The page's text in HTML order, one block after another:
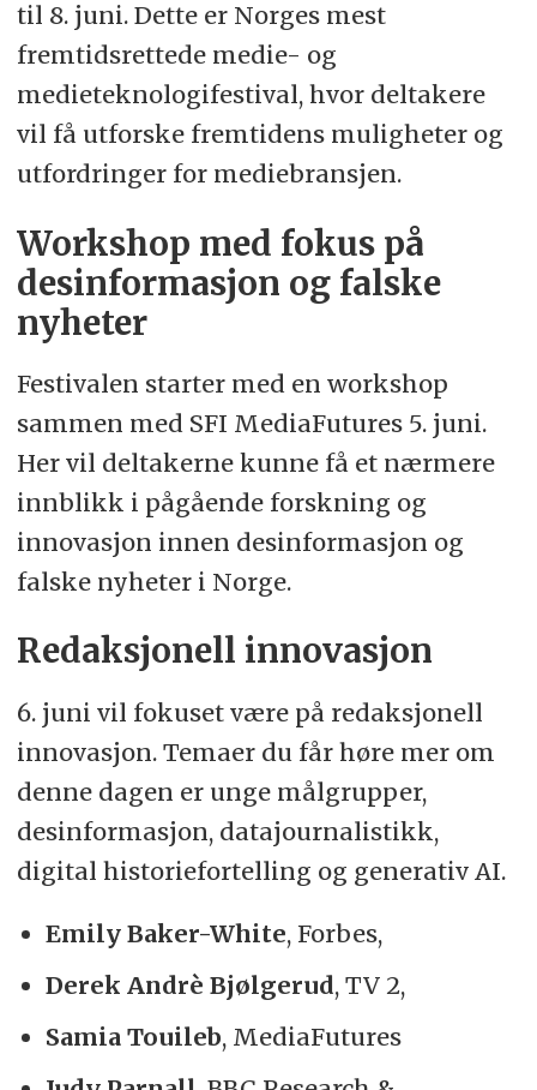
til 8. juni. Dette er Norges mest
fremtidsrettede medie- og
medieteknologifestival, hvor deltakere
vil få utforske fremtidens muligheter og
utfordringer for mediebransjen.
Workshop med fokus på
desinformasjon og falske
nyheter
Festivalen starter med en workshop
sammen med SFI MediaFutures 5. juni.
Her vil deltakerne kunne få et nærmere
innblikk i pågående forskning og
innovasjon innen desinformasjon og
falske nyheter i Norge.
Redaksjonell innovasjon
6. juni vil fokuset være på redaksjonell
innovasjon. Temaer du får høre mer om
denne dagen er unge målgrupper,
desinformasjon, datajournalistikk,
digital historiefortelling og generativ AI.
Emily Baker-White, Forbes,
Derek Andrè Bjølgerud, TV 2,
Samia Touileb, MediaFutures